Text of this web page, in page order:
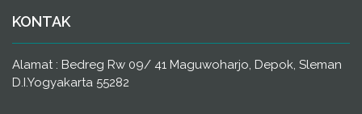
KONTAK
Alamat : Bedreg Rw 09/ 41 Maguwoharjo, Depok, Sleman
D.I.Yogyakarta 55282